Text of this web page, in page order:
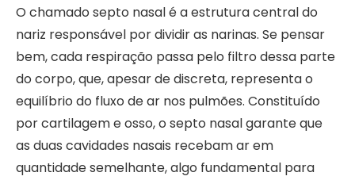
O chamado septo nasal é a estrutura central do
nariz responsável por dividir as narinas. Se pensar
bem, cada respiração passa pelo filtro dessa parte
do corpo, que, apesar de discreta, representa o
equilíbrio do fluxo de ar nos pulmões. Constituído
por cartilagem e osso, o septo nasal garante que
as duas cavidades nasais recebam ar em
quantidade semelhante, algo fundamental para